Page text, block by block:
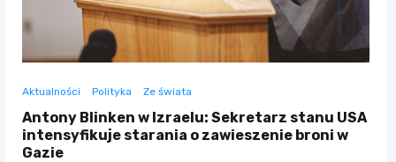
Aktualności Polityka Ze świata
Antony Blinken w Izraelu: Sekretarz stanu USA
intensyfikuje starania o zawieszenie broni w
Gazie